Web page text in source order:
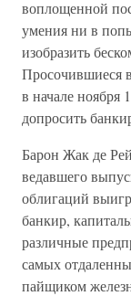
воплощенной
умения ни в
изобразить
Просочившиеся
в начале ноября
допросить
Барон Жак де
ведавшего
облигаций
банкир,
различные
самых
пайщиком